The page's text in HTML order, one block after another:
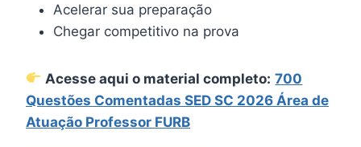
Acelerar sua preparação
Chegar competitivo na prova
Acesse aqui o material completo: 700
Questões Comentadas SED SC 2026 Área de
Atuação Professor FURB